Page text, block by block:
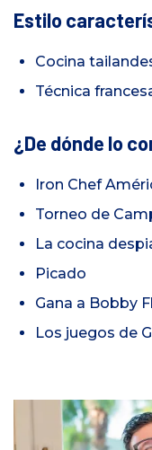
Estilo
Cocina
Técnica
¿De dónde lo
Iron Chef
Torneo de
La cocina
Picado
Gana a Bobby
Los juegos de